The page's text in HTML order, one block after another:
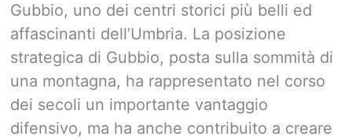
Gubbio, uno dei centri storici più belli ed
affascinanti dell’Umbria. La posizione
strategica di Gubbio, posta sulla sommità di
una montagna, ha rappresentato nel corso
dei secoli un importante vantaggio
difensivo, ma ha anche contribuito a creare